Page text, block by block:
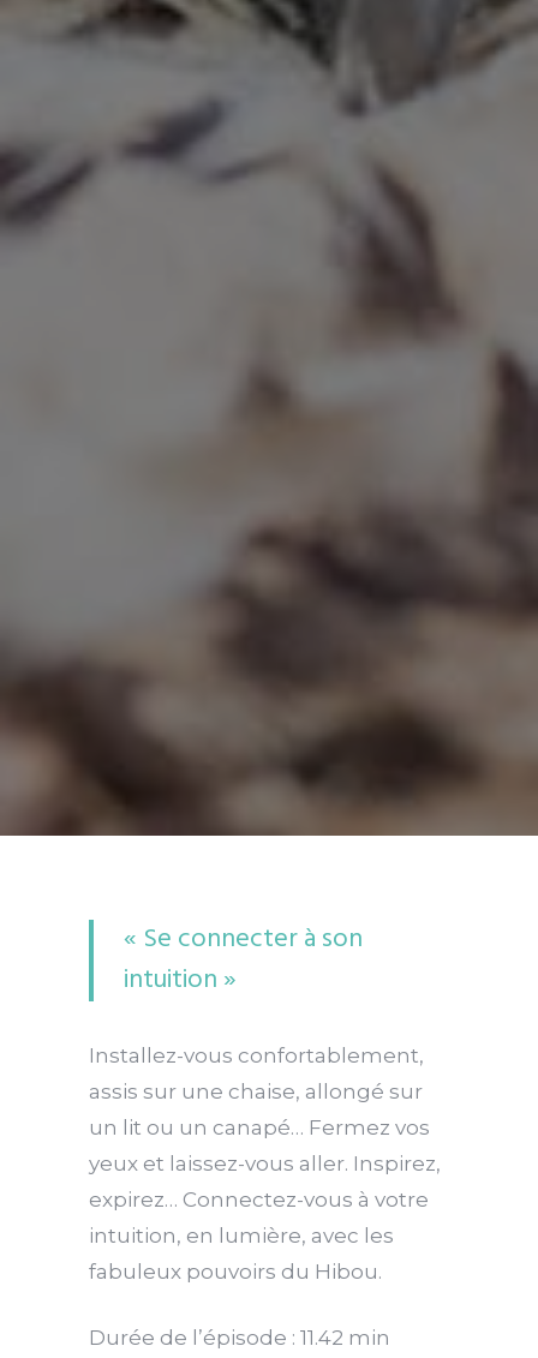
« Se connecter à son
intuition »
Installez-vous confortablement,
assis sur une chaise, allongé sur
un lit ou un canapé… Fermez vos
yeux et laissez-vous aller. Inspirez,
expirez… Connectez-vous à votre
intuition, en lumière, avec les
fabuleux pouvoirs du Hibou.
Durée de l’épisode : 11.42 min